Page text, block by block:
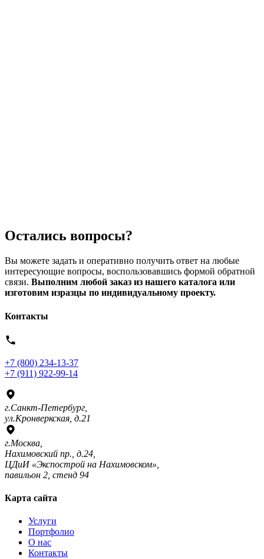
Остались вопросы?
Вы можете задать и оперативно получить ответ на любые
интересующие вопросы, воспользовавшись формой обратной
связи. Выполним любой заказ из нашего каталога или
изготовим изразцы по индивидуальному проекту.
Контакты
+7 (800) 234-13-37
+7 (911) 922-99-14
г.Санкт-Петербург,
ул.Кронверкская, д.21
г.Москва,
Нахимовский пр., д.24,
ЦДиИ «Экспострой на Нахимовском»,
павильон 2, стенд 94
Карта сайта
Услуги
Портфолио
О нас
Контакты